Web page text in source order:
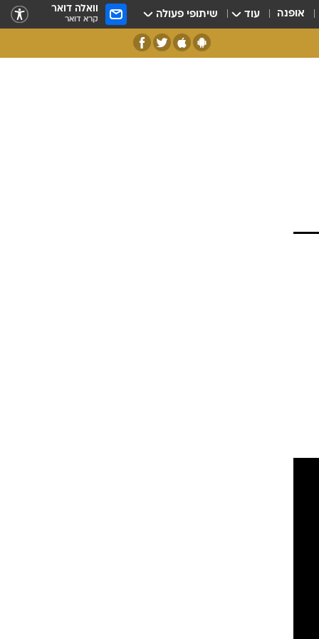
אופנה עוד שיתופי פעולה וואלה דואר
קרא דואר